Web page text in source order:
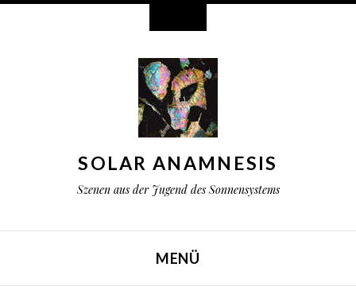
SOLAR ANAMNESIS
Szenen aus der Jugend des Sonnensystems
MENÜ